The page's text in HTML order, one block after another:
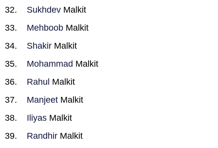
Sukhdev Malkit
Mehboob Malkit
Shakir Malkit
Mohammad Malkit
Rahul Malkit
Manjeet Malkit
Iliyas Malkit
Randhir Malkit